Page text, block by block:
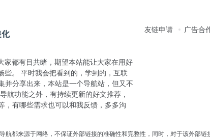
家都有目共睹，期望本站能让大家在用好
些。 平时我会把看到的，学到的，互联
并分享出来，本站是一个导航站，但又不
航功能之外，有持续更新的好文推荐，
，有哪些需求也可以和我反馈，多多沟
友链申请 广告合
航都来源于网络，不保证外部链接的准确性和完整性，同时，对于该外部